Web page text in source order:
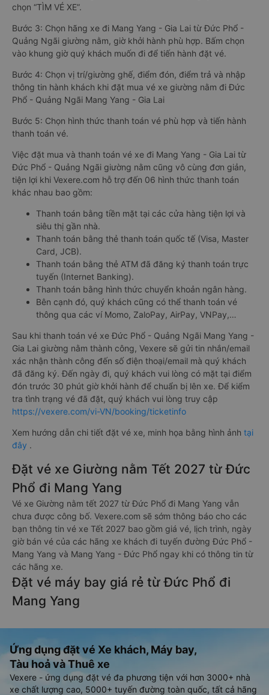
chọn “TÌM VÉ XE”.
Bước 3: Chọn hãng xe đi Mang Yang - Gia Lai từ Đức Phổ -
Quảng Ngãi giường nằm, giờ khởi hành phù hợp. Bấm chọn
vào khung giờ quý khách muốn đi để tiến hành đặt vé.
Bước 4: Chọn vị trí/giường ghế, điểm đón, điểm trả và nhập
thông tin hành khách khi đặt mua vé xe giường nằm đi Đức
Phổ - Quảng Ngãi Mang Yang - Gia Lai
Bước 5: Chọn hình thức thanh toán vé phù hợp và tiến hành
thanh toán vé.
Việc đặt mua và thanh toán vé xe đi Mang Yang - Gia Lai từ
Đức Phổ - Quảng Ngãi giường nằm cũng vô cùng đơn giản,
tiện lợi khi Vexere.com hỗ trợ đến 06 hình thức thanh toán
khác nhau bao gồm:
Thanh toán bằng tiền mặt tại các cửa hàng tiện lợi và
siêu thị gần nhà.
Thanh toán bằng thẻ thanh toán quốc tế (Visa, Master
Card, JCB).
Thanh toán bằng thẻ ATM đã đăng ký thanh toán trực
tuyến (Internet Banking).
Thanh toán bằng hình thức chuyển khoản ngân hàng.
Bên cạnh đó, quý khách cũng có thể thanh toán vé
thông qua các ví Momo, ZaloPay, AirPay, VNPay,…
Sau khi thanh toán vé xe Đức Phổ - Quảng Ngãi Mang Yang -
Gia Lai giường nằm thành công, Vexere sẽ gửi tin nhắn/email
xác nhận thành công đến số điện thoại/email mà quý khách
đã đăng ký. Đến ngày đi, quý khách vui lòng có mặt tại điểm
đón trước 30 phút giờ khởi hành để chuẩn bị lên xe. Để kiểm
tra tình trạng vé đã đặt, quý khách vui lòng truy cập
https://vexere.com/vi-VN/booking/ticketinfo
Xem hướng dẫn chi tiết đặt vé xe, minh họa bằng hình ảnh tại
đây .
Đặt vé xe Giường nằm Tết 2027 từ Đức
Phổ đi Mang Yang
Vé xe Giường nằm tết 2027 từ Đức Phổ đi Mang Yang vẫn
chưa được công bố. Vexere.com sẽ sớm thông báo cho các
bạn thông tin vé xe Tết 2027 bao gồm giá vé, lịch trình, ngày
giờ bán vé của các hãng xe khách đi tuyến đường Đức Phổ -
Mang Yang và Mang Yang - Đức Phổ ngay khi có thông tin từ
các hãng xe.
Đặt vé máy bay giá rẻ từ Đức Phổ đi
Mang Yang
Ứng dụng đặt vé Xe khách, Máy bay,
Tàu hoả và Thuê xe
Vexere - ứng dụng đặt vé đa phương tiện với hơn 3000+ nhà
xe chất lượng cao, 5000+ tuyến đường toàn quốc, tất cả hãng